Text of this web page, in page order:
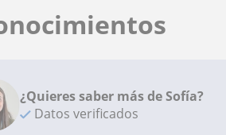
¿Quieres saber más de Sofía?
Datos verificados